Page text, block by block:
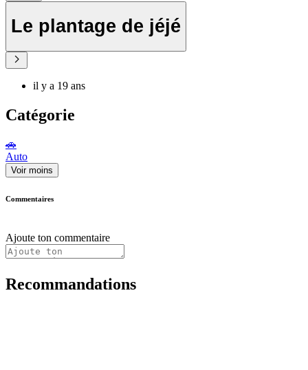
Le plantage de jéjé
il y a 19 ans
Catégorie
🚗
Auto
Voir moins
Commentaires
Ajoute ton commentaire
Recommandations